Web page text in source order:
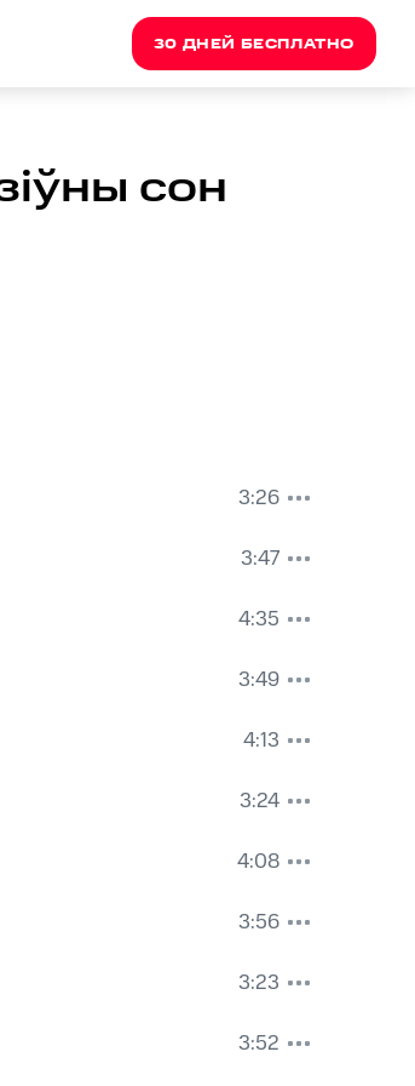
30 ДНЕЙ БЕСПЛАТНО
сон
3:26
3:47
4:35
3:49
4:13
3:24
4:08
3:56
3:23
3:52